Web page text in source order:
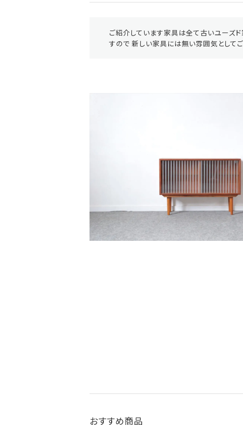
ご紹介しています家具は全て古いユーズ
すので 新しい家具には無い雰囲気として
おすすめ商品